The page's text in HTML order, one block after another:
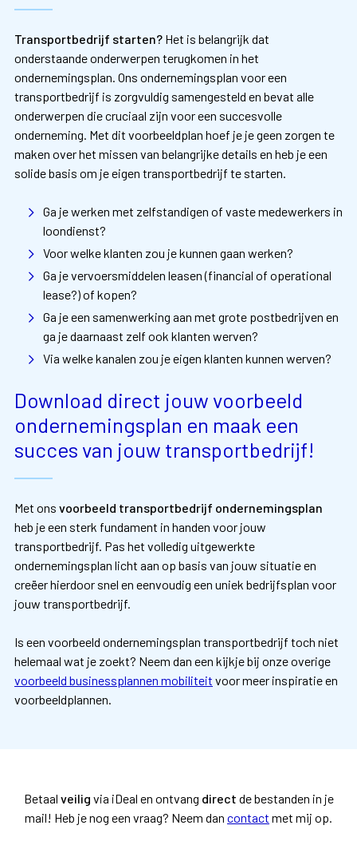
Transportbedrijf starten? Het is belangrijk dat
onderstaande onderwerpen terugkomen in het
ondernemingsplan. Ons ondernemingsplan voor een
transportbedrijf is zorgvuldig samengesteld en bevat alle
onderwerpen die cruciaal zijn voor een succesvolle
onderneming. Met dit voorbeeldplan hoef je je geen zorgen te
maken over het missen van belangrijke details en heb je een
solide basis om je eigen transportbedrijf te starten.
Ga je werken met zelfstandigen of vaste medewerkers in
loondienst?
Voor welke klanten zou je kunnen gaan werken?
Ga je vervoersmiddelen leasen (financial of operational
lease?) of kopen?
Ga je een samenwerking aan met grote postbedrijven en
ga je daarnaast zelf ook klanten werven?
Via welke kanalen zou je eigen klanten kunnen werven?
Download direct jouw voorbeeld
ondernemingsplan en maak een
succes van jouw transportbedrijf!
Met ons voorbeeld transportbedrijf ondernemingsplan
heb je een sterk fundament in handen voor jouw
transportbedrijf. Pas het volledig uitgewerkte
ondernemingsplan licht aan op basis van jouw situatie en
creëer hierdoor snel en eenvoudig een uniek bedrijfsplan voor
jouw transportbedrijf.
Is een voorbeeld ondernemingsplan transportbedrijf toch niet
helemaal wat je zoekt? Neem dan een kijkje bij onze overige
voorbeeld businessplannen mobiliteit voor meer inspiratie en
voorbeeldplannen.
Betaal veilig via iDeal en ontvang direct de bestanden in je
mail! Heb je nog een vraag? Neem dan contact met mij op.